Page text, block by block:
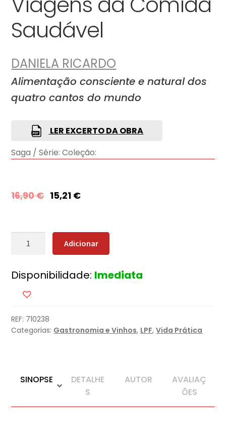
Saudável
DANIELA RICARDO
Alimentação consciente e natural dos
quatro cantos do mundo
LER EXCERTO DA OBRA
Saga / Série: Coleção:
16,90€ 15,21 €
Quantidade
da
Comida
Saudável
Adicionar
Disponibilidade: Imediata
REF: 710238
Categorias: Gastronomia e Vinhos, LPF,Vida Prática
SINOPSE
DETALHE
S
AUTOR
AVALIAÇ
ÕES